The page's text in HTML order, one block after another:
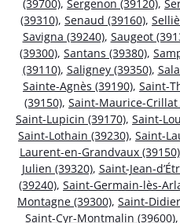
(39700), Sergenon (39120),
(39310), Senaud (39160),
Savigna (39240), Saugeot
(39300), Santans (39380),
(39110), Saligney (39350),
Sainte-Agnès (39190), Saint-
(39150), Saint-Maurice-Crillat
Saint-Lupicin (39170), Saint-
Saint-Lothain (39230), Saint-
Laurent-en-Grandvaux (39150)
Julien (39320), Saint-Jean-
(39240), Saint-Germain-lès-
Montagne (39300), Saint-
Saint-Cyr-Montmalin (39600),